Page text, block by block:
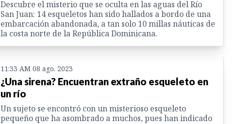
Descubre el misterio que se oculta en las aguas del Río
San Juan: 14 esqueletos han sido hallados a bordo de una
embarcación abandonada, a tan solo 10 millas náuticas de
la costa norte de la República Dominicana.
11:33 AM 08 ago. 2023
¿Una sirena? Encuentran extraño esqueleto en
un río
Un sujeto se encontró con un misterioso esqueleto
pequeño que ha asombrado a muchos, pues han indicado